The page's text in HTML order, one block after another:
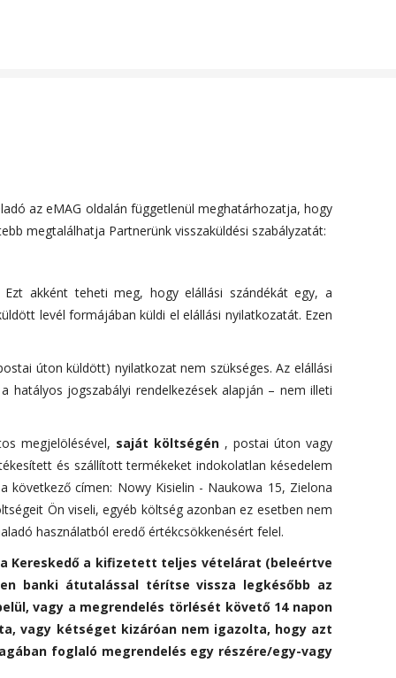
az eMAG oldalán függetlenül meghatárhozatja, hogy
megtalálhatja Partnerünk visszaküldési szabályzatát:
akként teheti meg, hogy elállási szándékát egy, a
levél formájában küldi el elállási nyilatkozatát. Ezen
úton küldött) nyilatkozat nem szükséges. Az elállási
jogszabályi rendelkezések alapján – nem illeti
megjelölésével, saját költségén , postai úton vagy
és szállított termékeket indokolatlan késedelem
következő címen: Nowy Kisielin - Naukowa 15, Zielona
Ön viseli, egyéb költség azonban ez esetben nem
használatból eredő értékcsökkenésért felel.
Kereskedő a kifizetett teljes vételárat (beleértve
banki átutalással térítse vissza legkésőbb az
vagy a megrendelés törlését követő 14 napon
vagy kétséget kizáróan nem igazolta, hogy azt
foglaló megrendelés egy részére/egy-vagy